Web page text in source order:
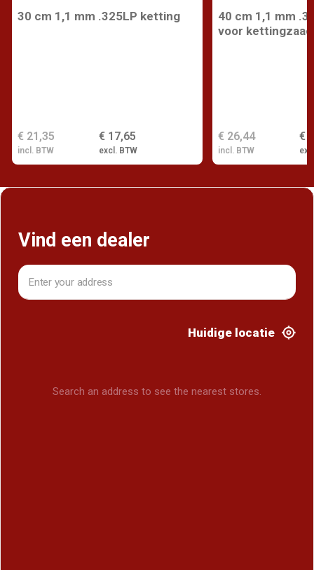
30 cm 1,1 mm .325LP ketting
€ 17,65
excl. BTW
€ 21,35
incl. BTW
40 cm 1,1 mm
voor kettingzaag
€
€ 26,44
incl. BTW
Vind een dealer
Huidige locatie
Search an address to see the nearest stores.